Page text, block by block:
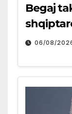
Begaj
06/08/